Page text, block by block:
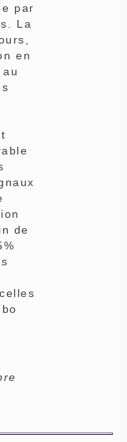
par
La
en
de